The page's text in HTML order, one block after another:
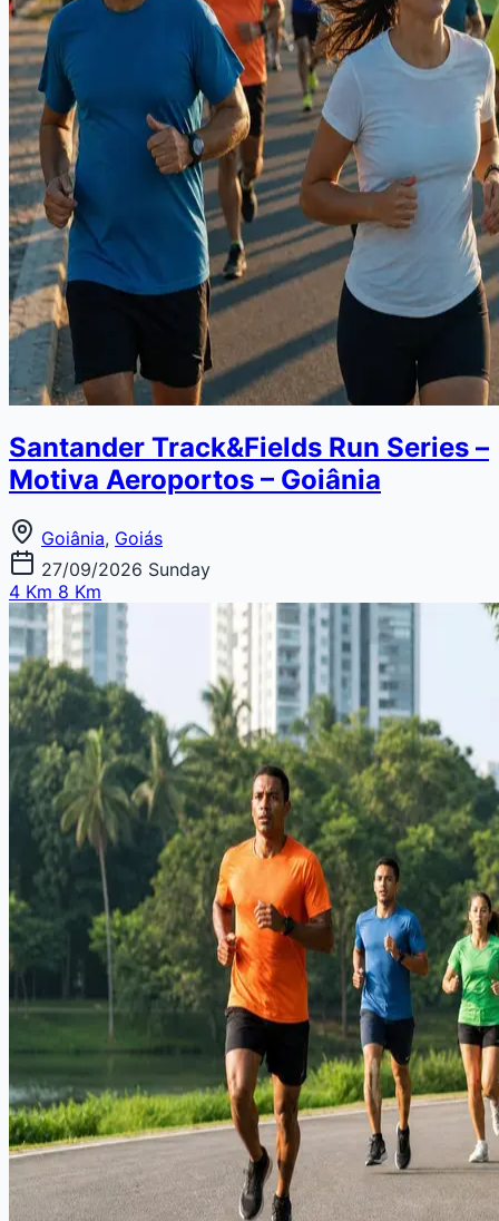
Santander Track&Fields Run Series –
Motiva Aeroportos – Goiânia
Goiânia, Goiás
27/09/2026 Sunday
4 Km 8 Km